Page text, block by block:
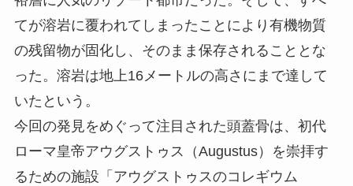
てが溶岩に覆われてしまったことにより有機物質
の残留物が固化し、そのまま保存されることとな
った。溶岩は地上16メートルの高さにまで達して
いたという。
今回の発見をめぐって注目された頭蓋骨は、初代
ローマ皇帝アウグストゥス（Augustus）を崇拝す
るための施設「アウグストゥスのコレギウム